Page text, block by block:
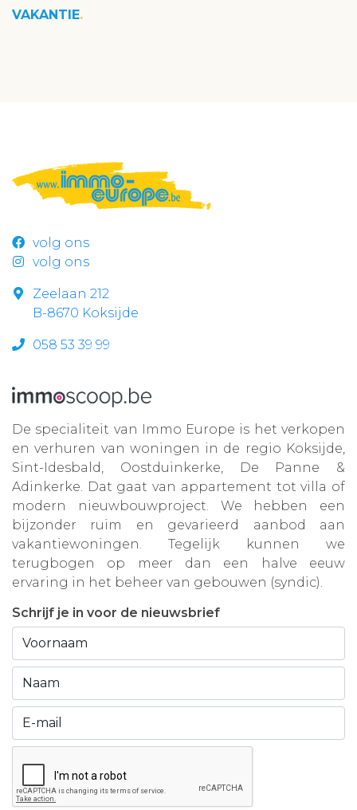
VAKANTIE
volg ons
volg ons
Zeelaan 212
B-8670 Koksijde
058 53 39 99
De specialiteit van Immo Europe is het verkopen
en verhuren van woningen in de regio Koksijde,
Sint-Idesbald, Oostduinkerke, De Panne &
Adinkerke. Dat gaat van appartement tot villa of
modern nieuwbouwproject. We hebben een
bijzonder ruim en gevarieerd aanbod aan
vakantiewoningen. Tegelijk kunnen we
terugbogen op meer dan een halve eeuw
ervaring in het beheer van gebouwen (syndic).
Schrijf je in voor de nieuwsbrief